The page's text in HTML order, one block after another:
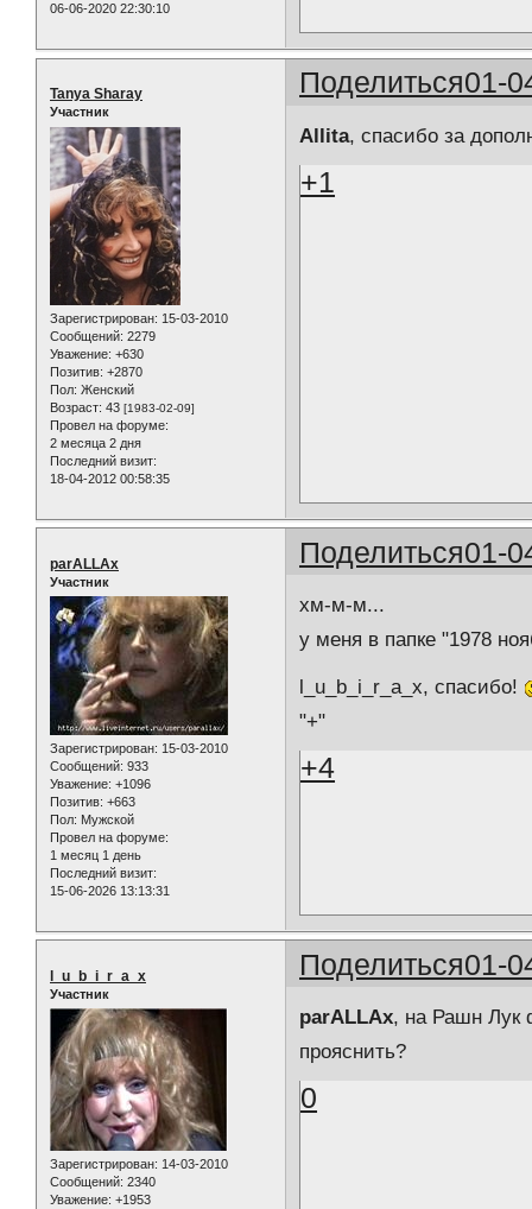
06-06-2020 22:30:10
Поделиться01-
Tanya Sharay
Участник
Зарегистрирован: 15-03-2010
Сообщений: 2279
Уважение: +630
Позитив: +2870
Пол: Женский
Возраст: 43 [1983-02-09]
Провел на форуме:
2 месяца 2 дня
Последний визит:
18-04-2012 00:58:35
Allita, спасибо за
+1
Поделиться01-
parALLAx
Участник
Зарегистрирован: 15-03-2010
Сообщений: 933
Уважение: +1096
Позитив: +663
Пол: Мужской
Провел на форуме:
1 месяц 1 день
Последний визит:
15-06-2026 13:13:31
хм-м-м...
у меня в папке "1978
l_u_b_i_r_a_x, спасибо!
"+"
+4
Поделиться01-
l_u_b_i_r_a_x
Участник
Зарегистрирован: 14-03-2010
Сообщений: 2340
Уважение: +1953
parALLAx, на Рашн Лук
прояснить?
0